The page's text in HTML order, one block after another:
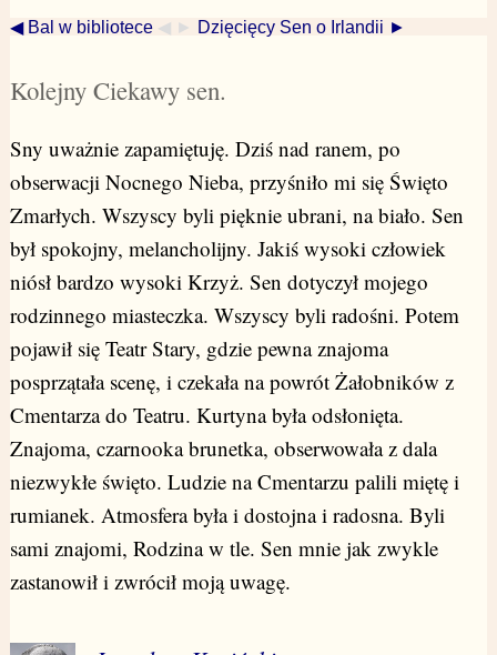
◀ Bal w bibliotece ◀ ► Dzięcięcy Sen o Irlandii ►
Kolejny Ciekawy sen.
Sny uważnie zapamiętuję. Dziś nad ranem, po
obserwacji Nocnego Nieba, przyśniło mi się Święto
Zmarłych. Wszyscy byli pięknie ubrani, na biało. Sen
był spokojny, melancholijny. Jakiś wysoki człowiek
niósł bardzo wysoki Krzyż. Sen dotyczył mojego
rodzinnego miasteczka. Wszyscy byli radośni. Potem
pojawił się Teatr Stary, gdzie pewna znajoma
posprzątała scenę, i czekała na powrót Żałobników z
Cmentarza do Teatru. Kurtyna była odsłonięta.
Znajoma, czarnooka brunetka, obserwowała z dala
niezwykłe święto. Ludzie na Cmentarzu palili miętę i
rumianek. Atmosfera była i dostojna i radosna. Byli
sami znajomi, Rodzina w tle. Sen mnie jak zwykle
zastanowił i zwrócił moją uwagę.